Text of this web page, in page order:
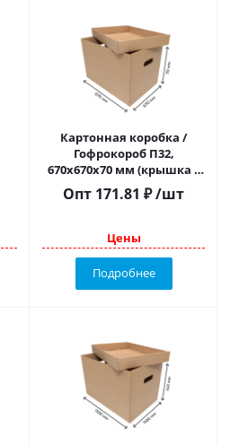
Картонная коробка /
Гофрокороб П32,
670х670х70 мм (крышка +
дно)
Опт 171.81 ₽/шт
Цены
Подробнее